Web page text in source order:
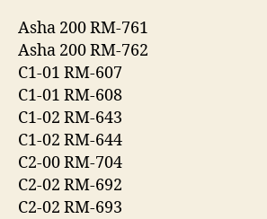
Asha 200 RM-761
Asha 200 RM-762
C1-01 RM-607
C1-01 RM-608
C1-02 RM-643
C1-02 RM-644
C2-00 RM-704
C2-02 RM-692
C2-02 RM-693